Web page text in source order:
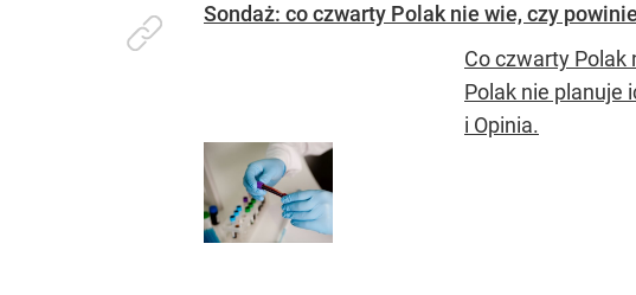
Sondaż: co czwarty Polak nie wie, czy
Co czwarty Polak
Polak nie planuje
i Opinia.